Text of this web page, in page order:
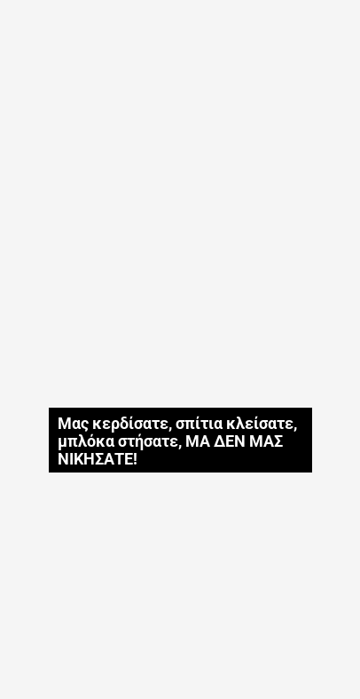
Μας κερδίσατε, σπίτια κλείσατε,
μπλόκα στήσατε, ΜΑ ΔΕΝ ΜΑΣ
ΝΙΚΗΣΑΤΕ!